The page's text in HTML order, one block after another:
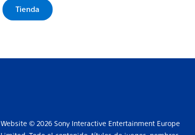
Tienda
Website © 2026 Sony Interactive Entertainment Europe